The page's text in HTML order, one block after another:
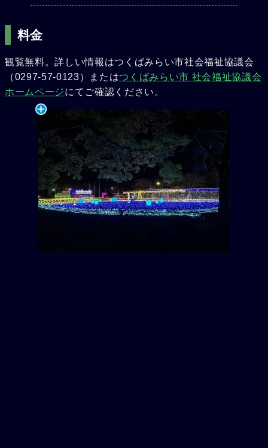
料金
観覧無料。詳しい情報はつくばみらい市社会福祉協議会
（0297-57-0123）またはつくばみらい市 社会福祉協議会
ホームページにてご確認ください。